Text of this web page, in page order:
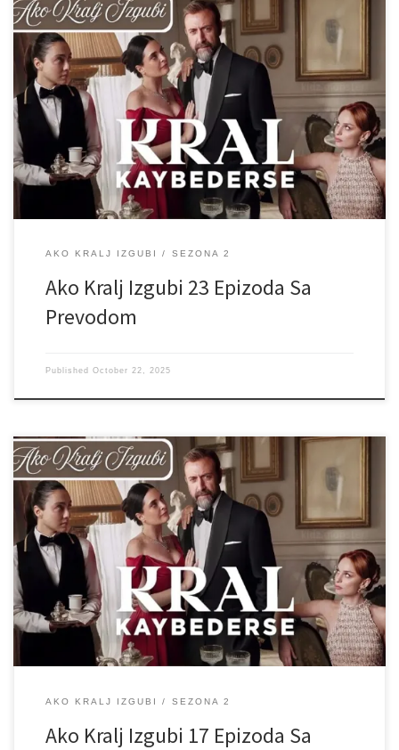
AKO KRALJ IZGUBI SEZONA 2
Ako Kralj Izgubi 23 Epizoda Sa
Prevodom
Published October 22, 2025
AKO KRALJ IZGUBI SEZONA 2
Ako Kralj Izgubi 17 Epizoda Sa